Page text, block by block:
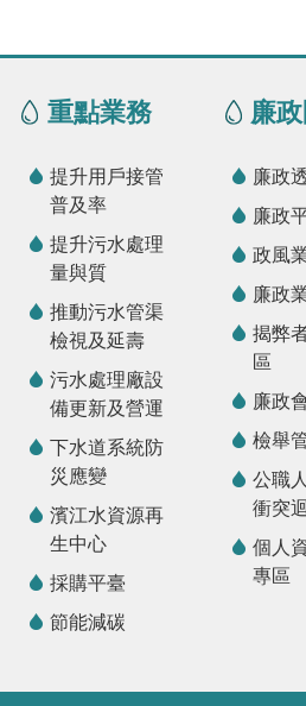
重點業務
提升用戶接管
普及率
提升污水處理
量與質
推動污水管渠
檢視及延壽
污水處理廠設
備更新及營運
下水道系統防
災應變
濱江水資源再
生中心
採購平臺
節能減碳
廉
廉政
廉政
政風
廉政
揭弊
區
廉政
檢舉
公職
衝突
個人
專區